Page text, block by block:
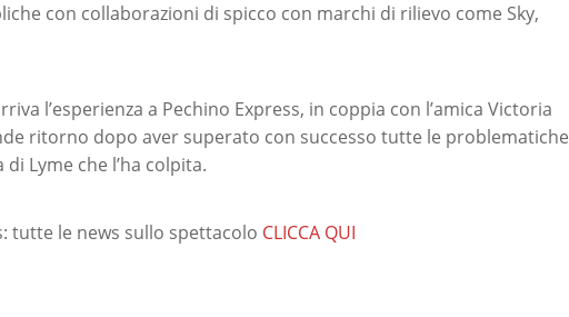
con collaborazioni di spicco con marchi di rilievo come Sky,
l’esperienza a Pechino Express, in coppia con l’amica Victoria
ritorno dopo aver superato con successo tutte le problematiche
Lyme che l’ha colpita.
tutte le news sullo spettacolo CLICCA QUI